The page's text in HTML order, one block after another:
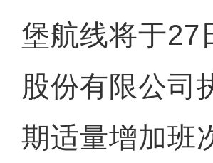
堡航线将于27
股份有限公司
期适量增加班